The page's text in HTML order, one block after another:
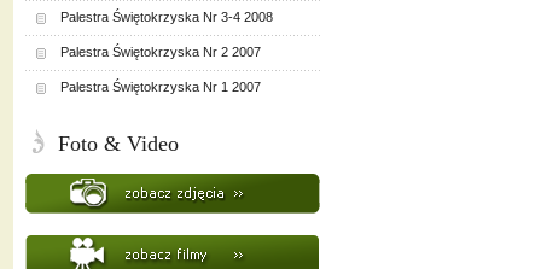
Palestra Świętokrzyska Nr 3-4 2008
Palestra Świętokrzyska Nr 2 2007
Palestra Świętokrzyska Nr 1 2007
Foto & Video